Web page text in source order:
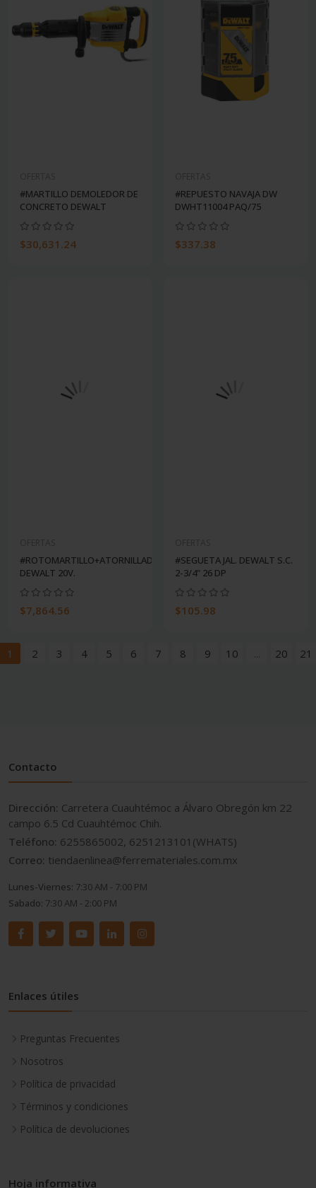
#MARTILLO DEMOLEDOR DE
CONCRETO DEWALT
$30,631.24
#REPUESTO NAVAJA DW
DWHT11004 PAQ/75
$337.38
#ROTOMARTILLO+ATORNILLADOR
DEWALT 20V.
$7,864.56
#SEGUETA JAL. DEWALT S.C.
2-3/4" 26 DP
$105.98
1 2 3 4 5 6 7 8 9 10 20 21
Contacto
Dirección: Carretera Cuauhtémoc a Álvaro Obregón km 22
campo 6.5 Cd Cuauhtémoc Chih.
Teléfono: 6255865002, 6251213101(WHATS)
Correo: tiendaenlinea@ferremateriales.com.mx
Lunes-Viernes: 7:30 AM - 7:00 PM
Sabado: 7:30 AM - 2:00 PM
Enlaces útiles
Preguntas Frecuentes
Nosotros
Política de privacidad
Términos y condiciones
Política de devoluciones
Hoja informativa